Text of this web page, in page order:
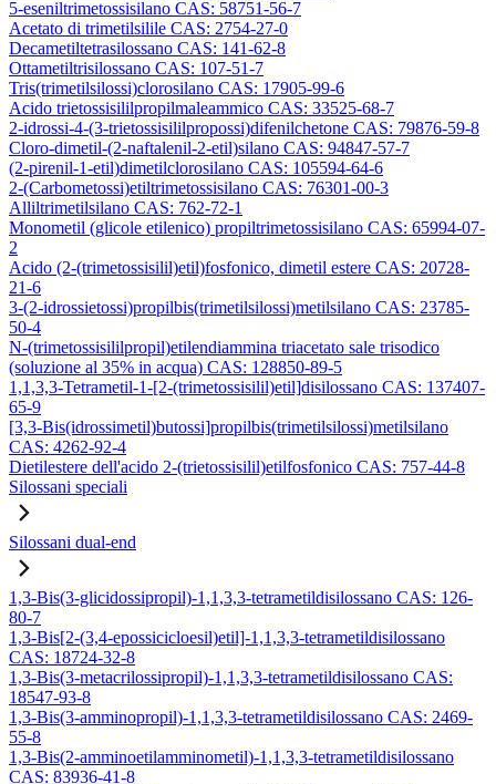
5-eseniltrimetossisilano CAS: 58751-56-7
Acetato di trimetilsilile CAS: 2754-27-0
Decametiltetrasilossano CAS: 141-62-8
Ottametiltrisilossano CAS: 107-51-7
Tris(trimetilsilossi)clorosilano CAS: 17905-99-6
Acido trietossisililpropilmaleammico CAS: 33525-68-7
2-idrossi-4-(3-trietossisililpropossi)difenilchetone CAS: 79876-59-8
Cloro-dimetil-(2-naftalenil-2-etil)silano CAS: 94847-57-7
(2-pirenil-1-etil)dimetilclorosilano CAS: 105594-64-6
2-(Carbometossi)etiltrimetossisilano CAS: 76301-00-3
Alliltrimetilsilano CAS: 762-72-1
Monometil (glicole etilenico) propiltrimetossisilano CAS: 65994-07-
2
Acido (2-(trimetossisilil)etil)fosfonico, dimetil estere CAS: 20728-
21-6
3-(2-idrossietossi)propilbis(trimetilsilossi)metilsilano CAS: 23785-
50-4
N-(trimetossisililpropil)etilendiammina triacetato sale trisodico
(soluzione al 35% in acqua) CAS: 128850-89-5
1,1,3,3-Tetrametil-1-[2-(trimetossisilil)etil]disilossano CAS: 137407-
65-9
[3,3-Bis(idrossimetil)butossi]propilbis(trimetilsilossi)metilsilano
CAS: 4262-92-4
Dietilestere dell'acido 2-(trietossisilil)etilfosfonico CAS: 757-44-8
Silossani speciali
Silossani dual-end
1,3-Bis(3-glicidossipropil)-1,1,3,3-tetrametildisilossano CAS: 126-
80-7
1,3-Bis[2-(3,4-epossicicloesil)etil]-1,1,3,3-tetrametildisilossano
CAS: 18724-32-8
1,3-Bis(3-metacrilossipropil)-1,1,3,3-tetrametildisilossano CAS:
18547-93-8
1,3-Bis(3-amminopropil)-1,1,3,3-tetrametildisilossano CAS: 2469-
55-8
1,3-Bis(2-amminoetilamminometil)-1,1,3,3-tetrametildisilossano
CAS: 83936-41-8